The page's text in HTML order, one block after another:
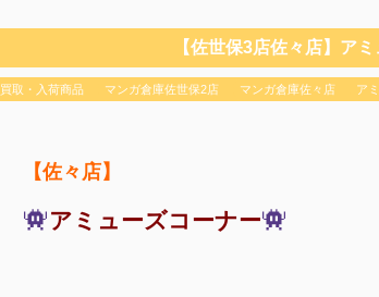
【佐世保3店佐々店】ア
買取・入荷商品 マンガ倉庫佐世保2店 マンガ倉庫佐々店 ア
【佐々店】
アミューズコーナー